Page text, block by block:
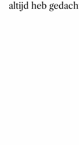
altijd heb